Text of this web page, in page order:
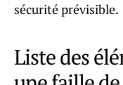
sécurité prévisible.
Liste des